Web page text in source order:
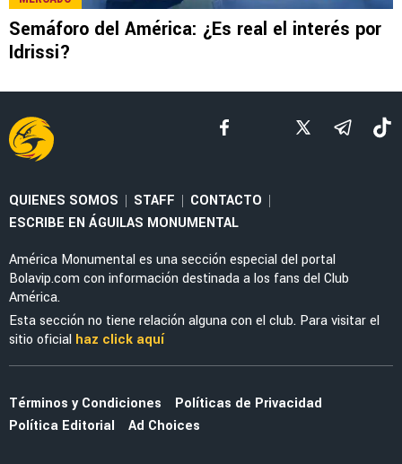
MERCADO
Mercado: América habría descartado a Jordan
Carrillo